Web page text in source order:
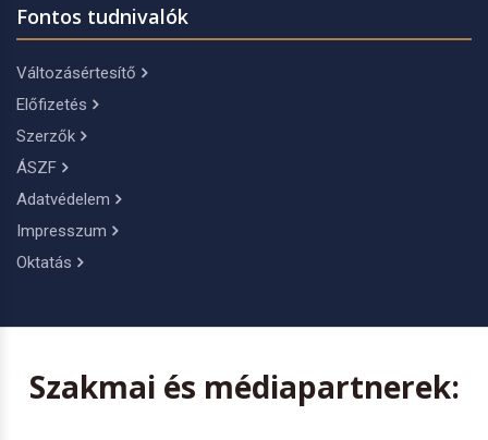
Fontos tudnivalók
Változásértesítő
Előfizetés
Szerzők
ÁSZF
Adatvédelem
Impresszum
Oktatás
Szakmai és médiapartnerek: